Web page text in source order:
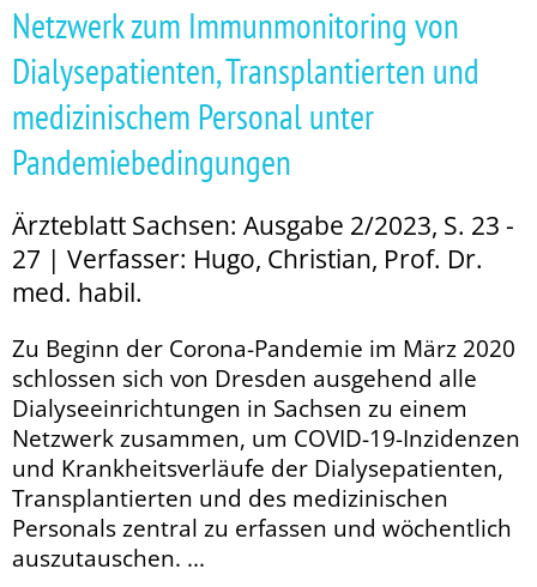
Netzwerk zum Immunmonitoring von
Dialysepatienten, Transplantierten und
medizinischem Personal unter
Pandemiebedingungen
Ärzteblatt Sachsen: Ausgabe 2/2023, S. 23 -
27 | Verfasser: Hugo, Christian, Prof. Dr.
med. habil.
Zu Beginn der Corona-Pandemie im März 2020
schlossen sich von Dresden ausgehend alle
Dialyseeinrichtungen in Sachsen zu einem
Netzwerk zusammen, um COVID-19-Inzidenzen
und Krankheitsverläufe der Dialysepatienten,
Transplantierten und des medizinischen
Personals zentral zu erfassen und wöchentlich
auszutauschen. ...